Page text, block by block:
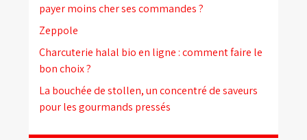
payer moins cher ses commandes ?
Zeppole
Charcuterie halal bio en ligne : comment faire le
bon choix ?
La bouchée de stollen, un concentré de saveurs
pour les gourmands pressés